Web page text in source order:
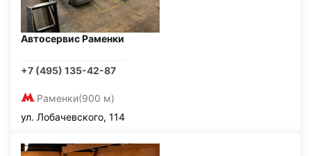
Автосервис Раменки
+7 (495) 135-42-87
Раменки(900 м)
ул. Лобачевского, 114